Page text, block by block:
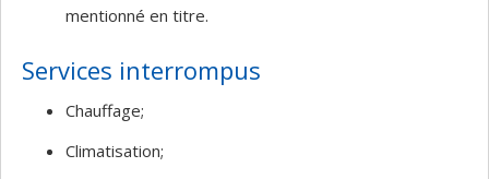
mentionné en titre.
Services interrompus
Chauffage;
Climatisation;